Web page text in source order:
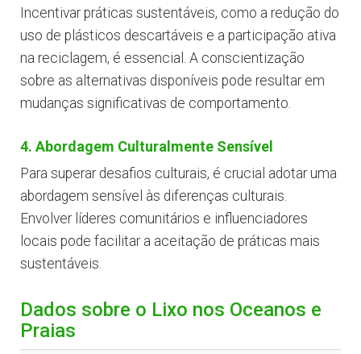
Incentivar práticas sustentáveis, como a redução do
uso de plásticos descartáveis e a participação ativa
na reciclagem, é essencial. A conscientização
sobre as alternativas disponíveis pode resultar em
mudanças significativas de comportamento.
4. Abordagem Culturalmente Sensível
Para superar desafios culturais, é crucial adotar uma
abordagem sensível às diferenças culturais.
Envolver líderes comunitários e influenciadores
locais pode facilitar a aceitação de práticas mais
sustentáveis.
Dados sobre o Lixo nos Oceanos e
Praias